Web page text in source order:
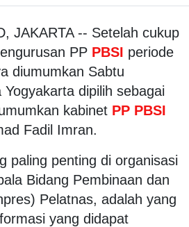
JAKARTA -- Setelah cukup
PP PBSI periode
diumumkan Sabtu
dipilih sebagai
kabinet PP PBSI
Fadil Imran.
paling penting di organisasi
Bidang Pembinaan dan
Pelatnas, adalah yang
yang didapat